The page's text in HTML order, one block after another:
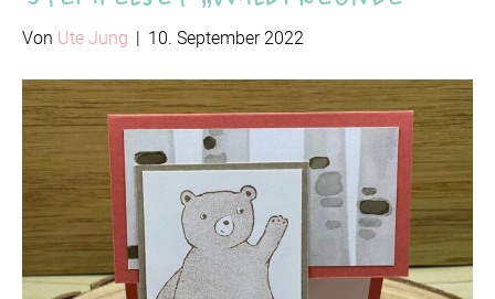
Von Ute Jung | 10. September 2022